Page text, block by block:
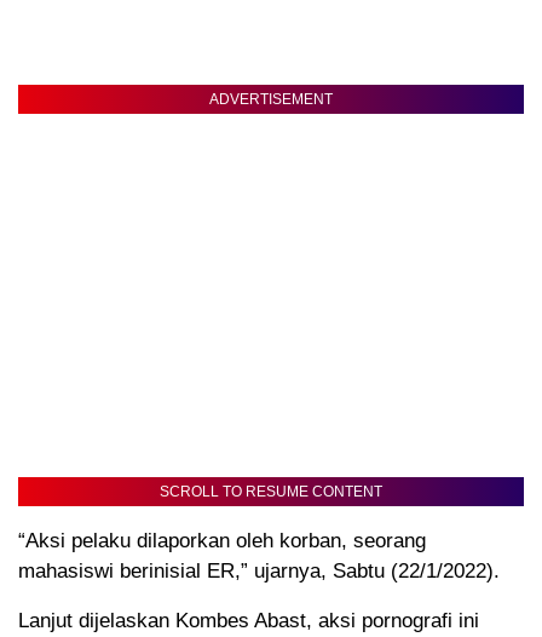
ADVERTISEMENT
SCROLL TO RESUME CONTENT
“Aksi pelaku dilaporkan oleh korban, seorang
mahasiswi berinisial ER,” ujarnya, Sabtu (22/1/2022).
Lanjut dijelaskan Kombes Abast, aksi pornografi ini